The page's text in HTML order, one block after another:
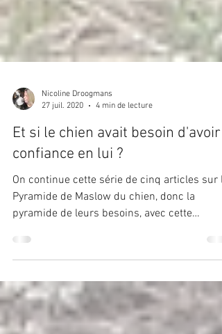
27 juil. 2020
4 min de lecture
Et si le chien avait besoin d'avoir
confiance en lui ?
Pyramide de Maslow du chien, donc la
pyramide de leurs besoins, avec cette
seconde...